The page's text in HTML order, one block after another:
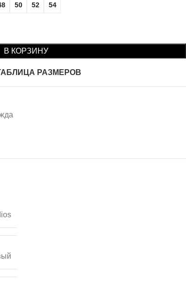
50 52 54
В КОРЗИНУ
РАЗМЕРОВ